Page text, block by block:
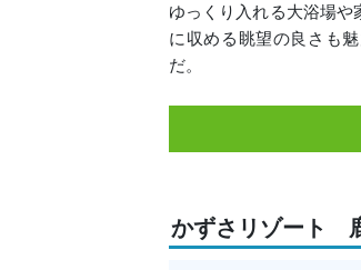
ゆっくり入れる大浴場
に収める眺望の良さも
だ。
かずさリゾート